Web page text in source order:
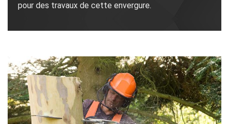
pour des travaux de cette envergure.